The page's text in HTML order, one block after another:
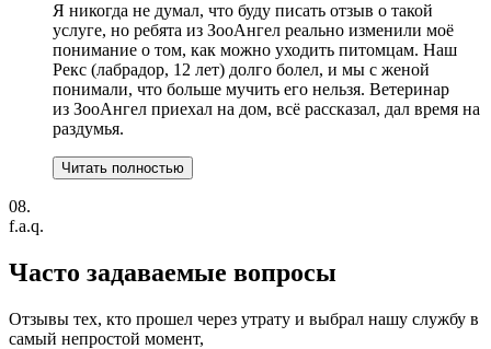
Я никогда не думал, что буду писать отзыв о такой
услуге, но ребята из ЗооАнгел реально изменили моё
понимание о том, как можно уходить питомцам. Наш
Рекс (лабрадор, 12 лет) долго болел, и мы с женой
понимали, что больше мучить его нельзя. Ветеринар
из ЗооАнгел приехал на дом, всё рассказал, дал время на
раздумья.
Читать полностью
08.
f.a.q.
Часто задаваемые вопросы
Отзывы тех, кто прошел через утрату и выбрал нашу службу в
самый непростой момент,